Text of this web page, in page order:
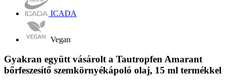
ICADA
Vegan
Gyakran együtt vásárolt a Tautropfen Amarant
bőrfeszesítő szemkörnyékápoló olaj, 15 ml termékkel